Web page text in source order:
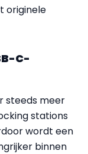
originele
C-
steeds meer
stations
wordt een
binnen